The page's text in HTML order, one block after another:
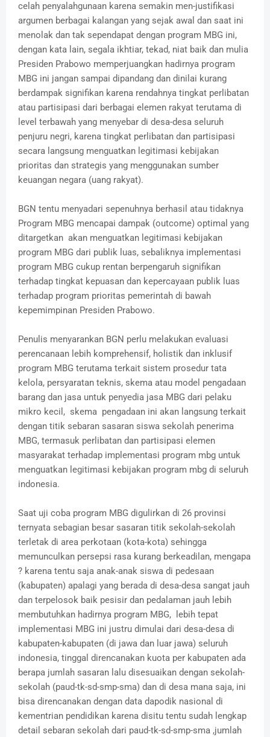
celah penyalahgunaan karena semakin men-justifikasi
argumen berbagai kalangan yang sejak awal dan saat ini
menolak dan tak sependapat dengan program MBG ini,
dengan kata lain, segala ikhtiar, tekad, niat baik dan mulia
Presiden Prabowo memperjuangkan hadirnya program
MBG ini jangan sampai dipandang dan dinilai kurang
berdampak signifikan karena rendahnya tingkat perlibatan
atau partisipasi dari berbagai elemen rakyat terutama di
level terbawah yang menyebar di desa-desa seluruh
penjuru negri, karena tingkat perlibatan dan partisipasi
secara langsung menguatkan legitimasi kebijakan
prioritas dan strategis yang menggunakan sumber
keuangan negara (uang rakyat).
BGN tentu menyadari sepenuhnya berhasil atau tidaknya
Program MBG mencapai dampak (outcome) optimal yang
ditargetkan akan menguatkan legitimasi kebijakan
program MBG dari publik luas, sebaliknya implementasi
program MBG cukup rentan berpengaruh signifikan
terhadap tingkat kepuasan dan kepercayaan publik luas
terhadap program prioritas pemerintah di bawah
kepemimpinan Presiden Prabowo.
Penulis menyarankan BGN perlu melakukan evaluasi
perencanaan lebih komprehensif, holistik dan inklusif
program MBG terutama terkait sistem prosedur tata
kelola, persyaratan teknis, skema atau model pengadaan
barang dan jasa untuk penyedia jasa MBG dari pelaku
mikro kecil, skema pengadaan ini akan langsung terkait
dengan titik sebaran sasaran siswa sekolah penerima
MBG, termasuk perlibatan dan partisipasi elemen
masyarakat terhadap implementasi program mbg untuk
menguatkan legitimasi kebijakan program mbg di seluruh
indonesia.
Saat uji coba program MBG digulirkan di 26 provinsi
ternyata sebagian besar sasaran titik sekolah-sekolah
terletak di area perkotaan (kota-kota) sehingga
memunculkan persepsi rasa kurang berkeadilan, mengapa
? karena tentu saja anak-anak siswa di pedesaan
(kabupaten) apalagi yang berada di desa-desa sangat jauh
dan terpelosok baik pesisir dan pedalaman jauh lebih
membutuhkan hadirnya program MBG, lebih tepat
implementasi MBG ini justru dimulai dari desa-desa di
kabupaten-kabupaten (di jawa dan luar jawa) seluruh
indonesia, tinggal direncanakan kuota per kabupaten ada
berapa jumlah sasaran lalu disesuaikan dengan sekolah-
sekolah (paud-tk-sd-smp-sma) dan di desa mana saja, ini
bisa direncanakan dengan data dapodik nasional di
kementrian pendidikan karena disitu tentu sudah lengkap
detail sebaran sekolah dari paud-tk-sd-smp-sma ,jumlah